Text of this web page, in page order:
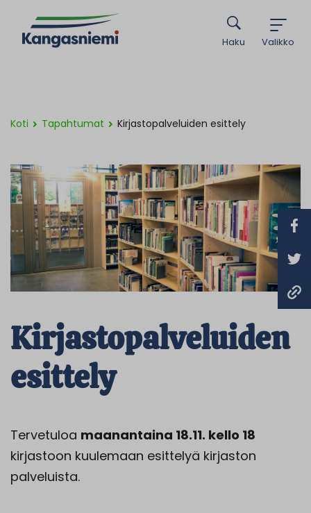
Valikko
Haku
Koti Tapahtumat Kirjastopalveluiden esittely
Kirjastopalveluiden
esittely
Tervetuloa maanantaina 18.11. kello 18
kirjastoon kuulemaan esittelyä kirjaston
palveluista.